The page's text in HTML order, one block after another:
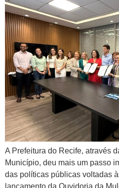
A Prefeitura do Recife, através
Município, deu mais um passo
das políticas públicas voltadas
lançamento da Ouvidoria da